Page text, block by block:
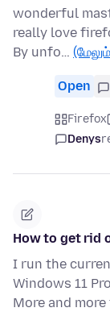
wonderful
really love
By unfo…
Open
Firefox
Denys
How to get rid
I run the
Windows 11
More and